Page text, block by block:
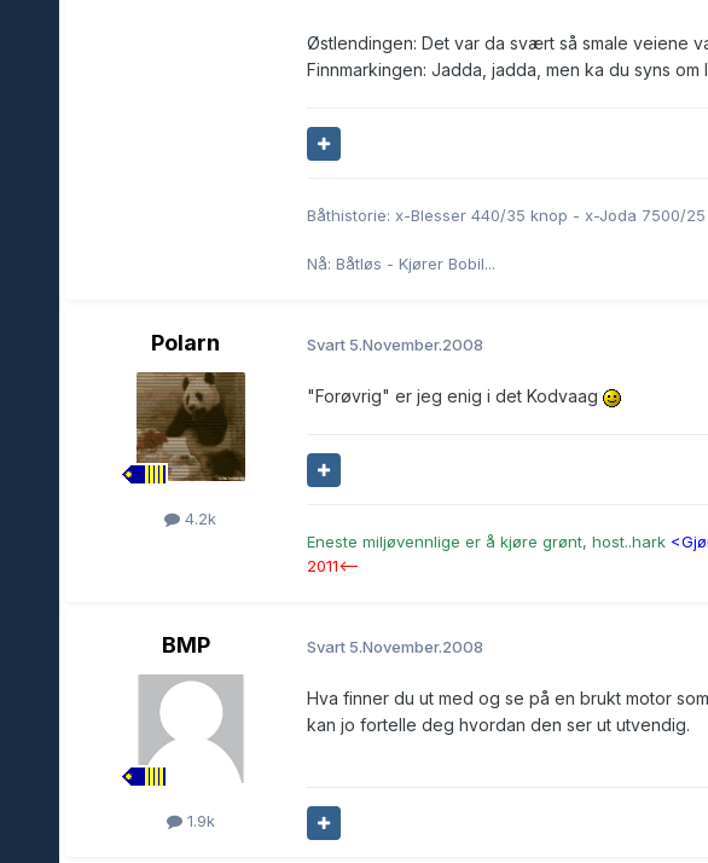
Østlendingen: Det var da svært så smale veiene
Finnmarkingen: Jadda, jadda, men ka du syns
Båthistorie: x-Blesser 440/35 knop - x-Joda 7500/
Nå: Båtløs - Kjører Bobil...
Polarn
4.2k
Svart 5.November.2008
"Forøvrig" er jeg enig i det Kodvaag
Eneste miljøvennlige er å kjøre grønt, host..hark
2011<--
BMP
1.9k
Svart 5.November.2008
Hva finner du ut med og se på en brukt motor
kan jo fortelle deg hvordan den ser ut utvendig.